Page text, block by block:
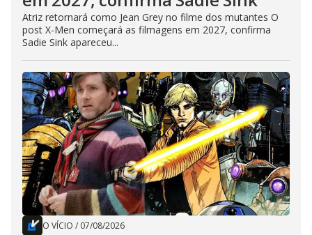
Atriz retornará como Jean Grey no filme dos mutantes O
post X-Men começará as filmagens em 2027, confirma
Sadie Sink apareceu...
O VÍCIO / 07/08/2026